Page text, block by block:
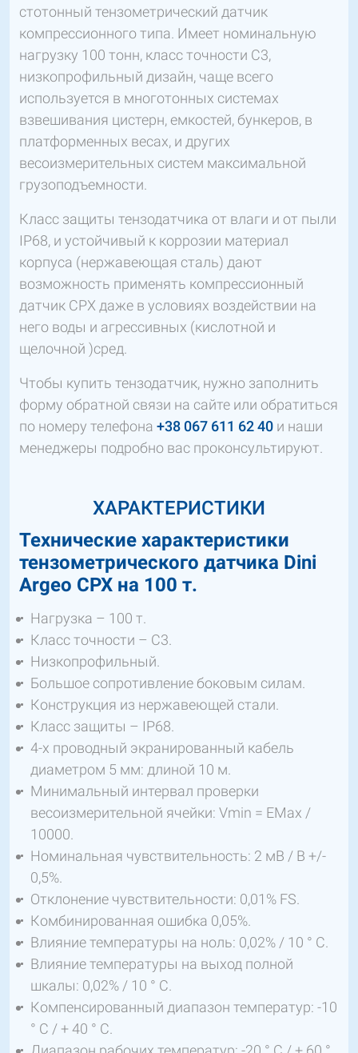
стотонный тензометрический датчик
компрессионного типа. Имеет номинальную
нагрузку 100 тонн, класс точности C3,
низкопрофильный дизайн, чаще всего
используется в многотонных системах
взвешивания цистерн, емкостей, бункеров, в
платформенных весах, и других
весоизмерительных систем максимальной
грузоподъемности.
Класс защиты тензодатчика от влаги и от пыли
IP68, и устойчивый к коррозии материал
корпуса (нержавеющая сталь) дают
возможность применять компрессионный
датчик CPX даже в условиях воздействии на
него воды и агрессивных (кислотной и
щелочной )сред.
Чтобы купить тензодатчик, нужно заполнить
форму обратной связи на сайте или обратиться
по номеру телефона +38 067 611 62 40 и наши
менеджеры подробно вас проконсультируют.
ХАРАКТЕРИСТИКИ
Технические характеристики
тензометрического датчика Dini
Argeo CPX на 100 т.
Нагрузка – 100 т.
Класс точности – С3.
Низкопрофильный.
Большое сопротивление боковым силам.
Конструкция из нержавеющей стали.
Класс защиты – IP68.
4-х проводный экранированный кабель
диаметром 5 мм: длиной 10 м.
Минимальный интервал проверки
весоизмерительной ячейки: Vmin = EMax /
10000.
Номинальная чувствительность: 2 мВ / В +/-
0,5%.
Отклонение чувствительности: 0,01% FS.
Комбинированная ошибка 0,05%.
Влияние температуры на ноль: 0,02% / 10 ° C.
Влияние температуры на выход полной
шкалы: 0,02% / 10 ° C.
Компенсированный диапазон температур: -10
° C / + 40 ° C.